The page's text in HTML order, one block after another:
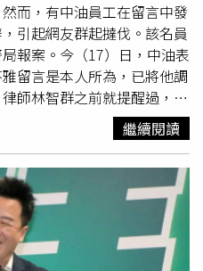
術躲避。三、請黃委員不要
黃安捷、陳建平各注資凱思
你雖未否認，卻一再轉移焦
已提及，何須你再贅述？外
及的種種不法，屆時請千萬
而，有中油員工在留言中發
引起網友群起撻伐。該名員
報案。今（17）日，中油表
留言是本人所為，已將他調
師林智群之前就提醒過，若
犯罪者去警局報案，恐怕還
鞍溪堰塞湖溢流造成下游城
湧入當地救災，味全龍韓籍
力救災，暖心舉動獲得不少
卻在留言中口出穢言，留下
為中油員工，引起網友全體
網友截圖）中油3日發表聲
繼續閱讀